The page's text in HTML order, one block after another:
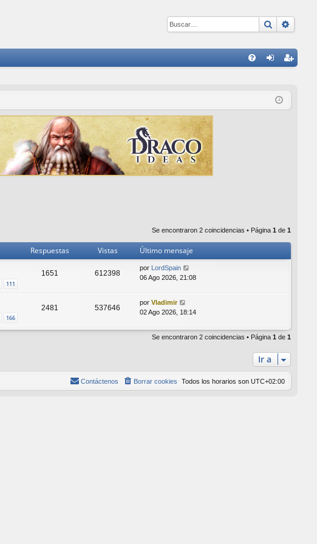
Buscar
ist
Se encontraron 2 coincidencias • Página 1 de 1
Respuestas Vistas Último mensaje
111
1651 612398
por LordSpain
06 Ago 2026, 21:08
166
2481 537646
por Vladimir
02 Ago 2026, 18:14
Se encontraron 2 coincidencias • Página 1 de 1
Ir a
Todos los horarios son UTC+02:00
Borrar cookies
Contáctenos